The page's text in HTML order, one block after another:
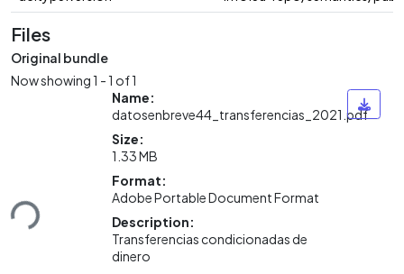
Files
Original bundle
Now showing1 - 1 of 1
Loading...
Name:
datosenbreve44_transferencias_2021.pdf
Size:
1.33 MB
Format:
Adobe Portable Document Format
Description:
Transferencias condicionadas de
dinero